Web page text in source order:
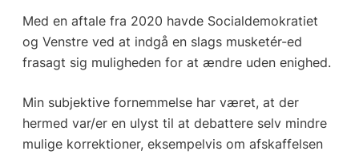
Med en aftale fra 2020 havde Socialdemokratiet
og Venstre ved at indgå en slags musketér-ed
frasagt sig muligheden for at ændre uden enighed.
Min subjektive fornemmelse har været, at der
hermed var/er en ulyst til at debattere selv mindre
mulige korrektioner, eksempelvis om afskaffelsen